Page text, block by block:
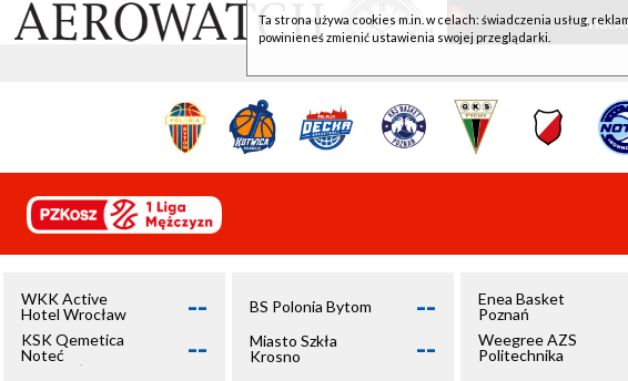
WKK
WKK Active
Hotel Wrocław
--
KSK Qemetica
Noteć
Inowrocław
--
BS Polonia Bytom --
Miasto Szkła
Krosno
--
Enea Basket
Poznań
Weegree AZS
Politechnika
Ta strona używa cookies m.in. w celach: świadczenia usług,
powinieneś zmienić ustawienia swojej przeglądarki.